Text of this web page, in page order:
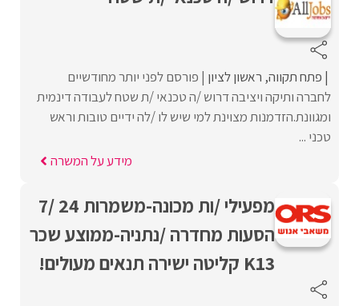
פתח תקווה ראשון לציון פורסם לפני יותר מחודשיים
לחברה ותיקה ויציבה דרוש /ה טכנאי /ת שטח לעבודה דינמית
ומגוונת.הזדמנות מצוינת למי שיש לו /לה ידיים טובות וראש
טכני ...
מידע על המשרה
מפעילי /ות מכונה-משמרות 24 /7
הסעות מחדרה /נתניה-ממוצע שכר
K13 קליטה ישירה תנאים מעולים!